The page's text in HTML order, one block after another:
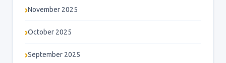
November 2025
October 2025
September 2025